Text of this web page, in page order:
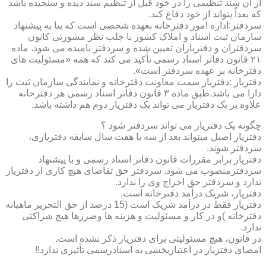
از آن سند تنظیمی را در خود قبل از تنظیم سند دیده و سنجیده باشد
که بعداً بتواند از خود دفاع کند.
سردفتر:اداره امور دفترخانه بعهده شخصی است که بنا به پیشنهاد
سازمان ثبت اسناد و املاک کشور با جلب نظر مشورتی کانون
سردفتران و دفتریاران تعیین شده و سردفتر نامیده می شود. ماده
۲۱ قانون دفاتر اسناد رسمی تأکید می کند که همه «مسئولیت های
دفترخانه بر عهده سردفتر است».
دفتریار :دفتریار سمت معاونت دفترخانه و نمایندگی سازمان ثبت را
دارا می باشد.طبق ماده ۳ قانون دفاتر اسناد رسمی هر دفترخانه
علاوه بر یک دفتریار می تواند یک دفتریار دوم هم داشته باشد.
چگونه یک دفتریار می تواند سردفتر شود ؟
دفتریار اصیل میتواند بعد از سه یا هفت سال سابقه دفتریاری،
سردفتر شوند.
دفتریار برابر مقررات قانون دفاتر اسناد رسمی و با پیشنهاد
سردفترمنصوب می شود. سردفتر حق تقاضای هیچ کاری از دفتریار
ندارد و سردفتر حق اخراج وی را ندارد.
دفتریار، شریک درآمد دفترخانه است.
دفتریار فقط در درآمد شریک است (15 درصد از حق التحریر ماهیانه
دفترخانه )و در کار و مسئولیت و هزینه ها وضررها هیچ شراکتی
ندارد.
در قانون، هیچ مسئولیتی برای دفتریار ذکر نشده است.
امضای دفتریار در اعتباربخشی به اسنادرسمی تأثیری ندارد!!